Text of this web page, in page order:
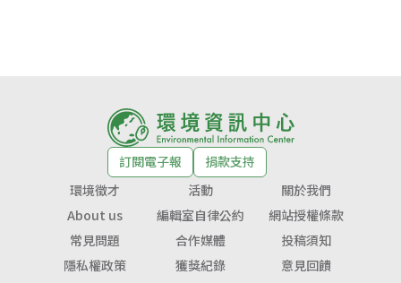
訂閱電子報
捐款支持
環境徵才
活動
關於我們
About us
編輯室自律公約
網站授權條款
常見問題
合作媒體
投稿須知
隱私權政策
獲獎紀錄 意見回饋